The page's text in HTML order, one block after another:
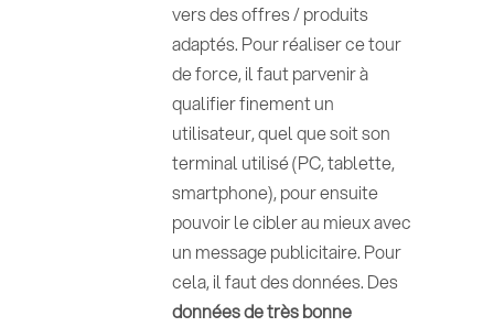
vers des offres / produits
adaptés. Pour réaliser ce tour
de force, il faut parvenir à
qualifier finement un
utilisateur, quel que soit son
terminal utilisé (PC, tablette,
smartphone), pour ensuite
pouvoir le cibler au mieux avec
un message publicitaire. Pour
cela, il faut des données. Des
données de très bonne